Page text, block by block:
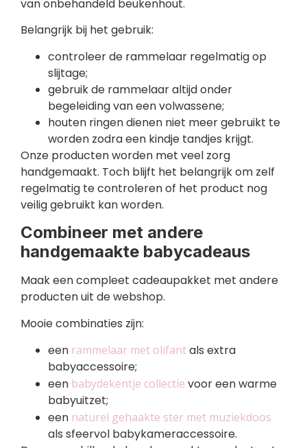
van onbehandeld beukenhout.
Belangrijk bij het gebruik:
controleer de rammelaar regelmatig op
slijtage;
gebruik de rammelaar altijd onder
begeleiding van een volwassene;
houten ringen dienen niet meer gebruikt te
worden zodra een kindje tandjes krijgt.
Onze producten worden met veel zorg
handgemaakt. Toch blijft het belangrijk om zelf
regelmatig te controleren of het product nog
veilig gebruikt kan worden.
Combineer met andere
handgemaakte babycadeaus
Maak een compleet cadeaupakket met andere
producten uit de webshop.
Mooie combinaties zijn:
een rammelaar met olifantals extra
babyaccessoire;
een babydekentje collectie voor een warme
babyuitzet;
een naturel gehaakte ster met muziekdoos
als sfeervol babykameraccessoire.